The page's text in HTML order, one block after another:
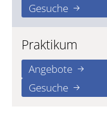
Gesuche
Praktikum
Angebote
Gesuche